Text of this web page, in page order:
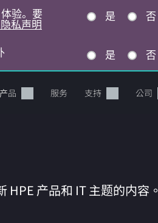
验。要
私声明
是 否
是 否
产品 服务 支持 公司
产品和 IT 主题的内容。